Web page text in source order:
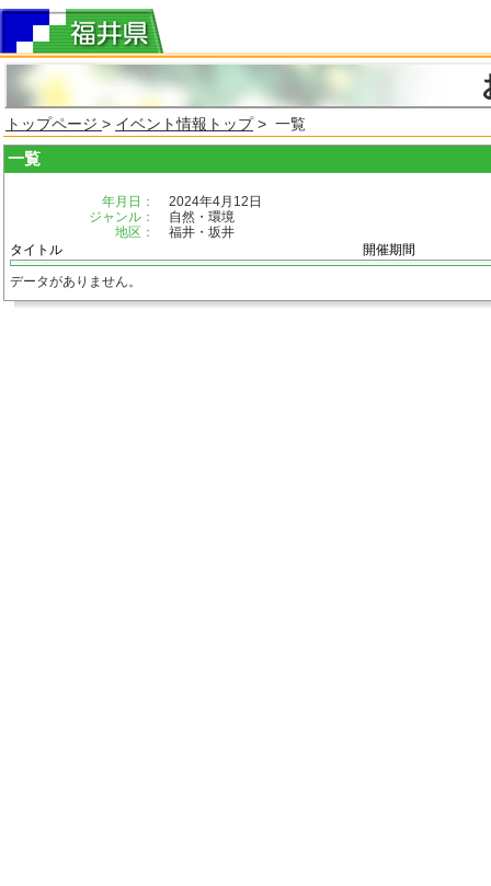
トップページ > イベント情報トップ> 一覧
一覧
年月日：
2024年4月12日
ジャンル：
自然・環境
地区：
福井・坂井
タイトル
開催期間
データがありません。